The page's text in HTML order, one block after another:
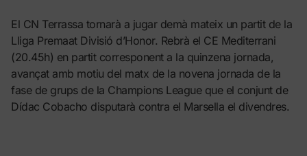
El CN Terrassa tornarà a jugar demà mateix un partit de la
Lliga Premaat Divisió d’Honor. Rebrà el CE Mediterrani
(20.45h) en partit corresponent a la quinzena jornada,
avançat amb motiu del matx de la novena jornada de la
fase de grups de la Champions League que el conjunt de
Dídac Cobacho disputarà contra el Marsella el divendres.